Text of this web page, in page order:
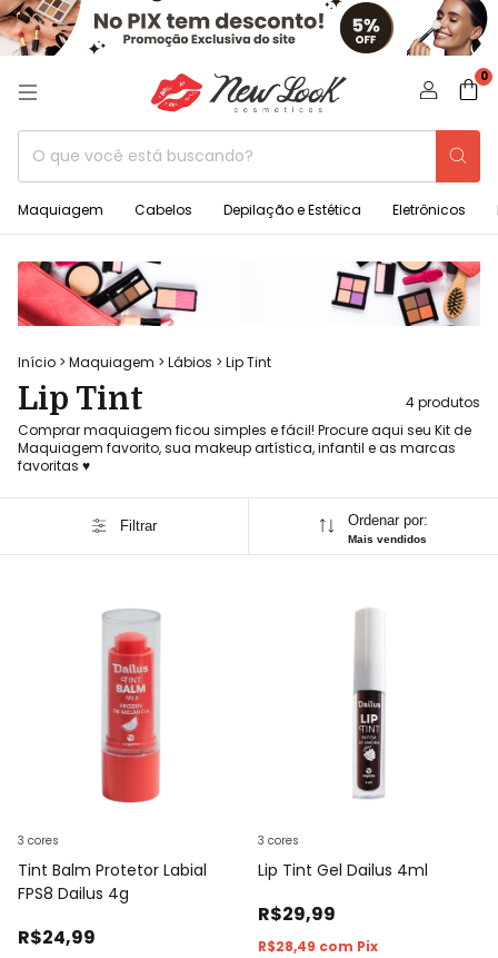
0
Maquiagem Cabelos Depilação e Estética Eletrônicos
Início > Maquiagem > Lábios > Lip Tint
Lip Tint
4 produtos
Comprar maquiagem ficou simples e fácil! Procure aqui seu Kit de
Maquiagem favorito, sua makeup artística, infantil e as marcas
favoritas ♥
Filtrar Ordenar por:
Mais vendidos
Tint Balm Protetor Labial
FPS8 Dailus 4g
R$24,99
3 cores
Lip Tint Gel Dailus 4ml
R$29,99
R$28,49 com Pix
3 cores